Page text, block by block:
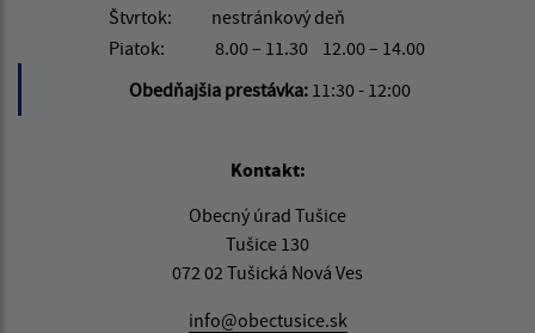
Štvrtok:
nestránkový deň
Piatok:
8.00 – 11.30
12.00 – 14.00
Obedňajšia prestávka: 11:30 - 12:00
Kontakt:
Obecný úrad Tušice
Tušice 130
072 02 Tušická Nová Ves
info@obectusice.sk